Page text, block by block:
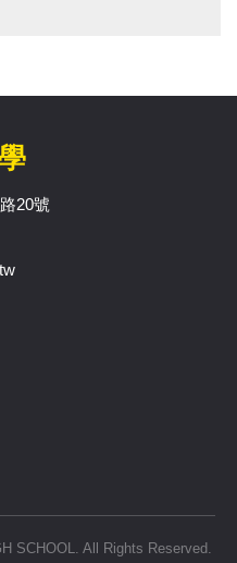
20號
SCHOOL. All Rights Reserved.